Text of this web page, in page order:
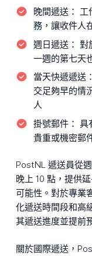
晚間遞送： 工
務，讓收件人
週日遞送： 對
一週的第七天
當天快遞遞送：
交足夠早的情
人
掛號郵件： 具
貴重或機密郵
PostNL 遞送員從
晚上 10 點，提供
可能性。對於專業
化遞送時間段和高
其遞送進度並提前
關於國際遞送，